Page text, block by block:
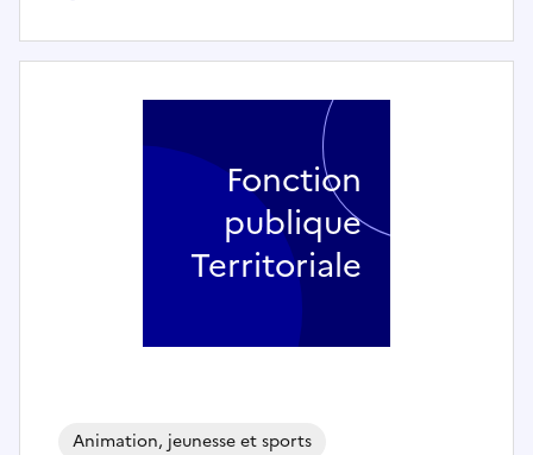
Animation, jeunesse et sports
Fonction
publique
Territoriale